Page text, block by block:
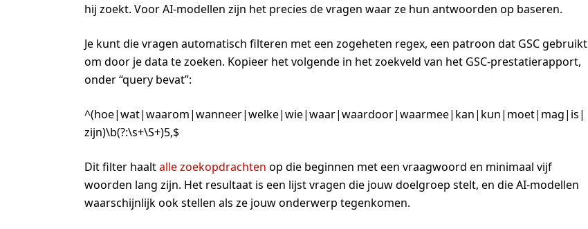
hij zoekt. Voor AI-modellen zijn het precies de vragen waar ze hun antwoorden op baseren.
Je kunt die vragen automatisch filteren met een zogeheten regex, een patroon dat GSC gebruikt
om door je data te zoeken. Kopieer het volgende in het zoekveld van het GSC-prestatierapport,
onder “query bevat”:
^(hoe|wat|waarom|wanneer|welke|wie|waar|waardoor|waarmee|kan|kun|moet|mag|is|
zijn)\b(?:\s+\S+)5,$
Dit filter haaltalle zoekopdrachten op die beginnen met een vraagwoord en minimaal vijf
woorden lang zijn. Het resultaat is een lijst vragen die jouw doelgroep stelt, en die AI-modellen
waarschijnlijk ook stellen als ze jouw onderwerp tegenkomen.